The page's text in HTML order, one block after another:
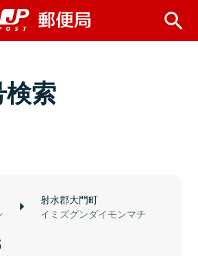
索
射水郡大門町
イミズグンダイモンマチ